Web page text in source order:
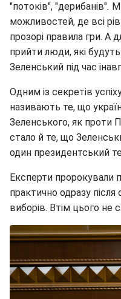
"потоків", "дерибанів".
можливостей, де всі
прозорі правила гри. А
прийти люди, які
Зеленський під час
Одним із секретів
називають те, що
Зеленського, як
стало й те, що
один президентський
Експерти пророкували
практично одразу
виборів. Втім цього не